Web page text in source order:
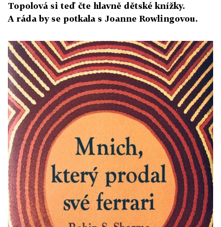
Topolová si teď čte hlavně dětské knížky.
A ráda by se potkala s Joanne Rowlingovou.